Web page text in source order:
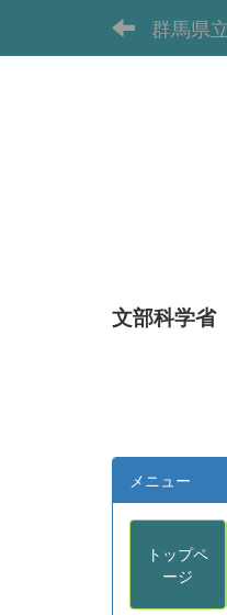
群馬県
文部科学省
メニュー
トップペ
ージ